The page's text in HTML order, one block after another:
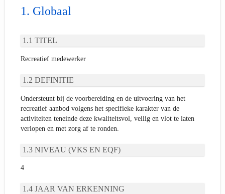
Globaal
TITEL
Recreatief medewerker
DEFINITIE
Ondersteunt bij de voorbereiding en de uitvoering van het
recreatief aanbod volgens het specifieke karakter van de
activiteiten teneinde deze kwaliteitsvol, veilig en vlot te laten
verlopen en met zorg af te ronden.
NIVEAU (VKS EN EQF)
4
JAAR VAN ERKENNING